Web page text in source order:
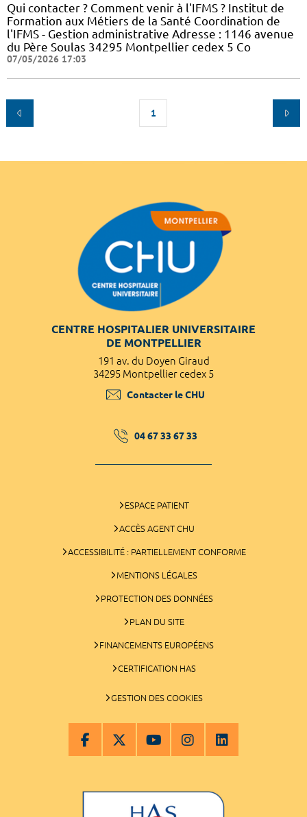
Qui contacter ? Comment venir à l'IFMS ? Institut de
Formation aux Métiers de la Santé Coordination de
l'IFMS - Gestion administrative Adresse : 1146 avenue
du Père Soulas 34295 Montpellier cedex 5 Co
07/05/2026 17:03
1
CENTRE HOSPITALIER UNIVERSITAIRE
DE MONTPELLIER
191 av. du Doyen Giraud
34295 Montpellier cedex 5
Contacter le CHU
04 67 33 67 33
ESPACE PATIENT
ACCÈS AGENT CHU
ACCESSIBILITÉ : PARTIELLEMENT CONFORME
MENTIONS LÉGALES
PROTECTION DES DONNÉES
PLAN DU SITE
FINANCEMENTS EUROPÉENS
CERTIFICATION HAS
GESTION DES COOKIES